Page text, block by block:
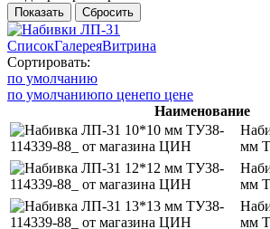
СписокГалереяВитрина
Сортировать:
по умолчанию
по умолчаниюпо ценепо цене
Наименование
мм
мм
мм